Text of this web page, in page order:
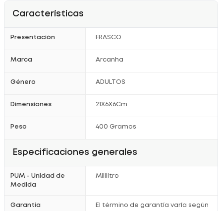
Características
Presentación FRASCO
Marca Arcanha
Género ADULTOS
Dimensiones 21X6X6Cm
Peso 400 Gramos
Especificaciones generales
PUM - Unidad de
Medida
Mililitro
Garantía
El término de garantía varía según